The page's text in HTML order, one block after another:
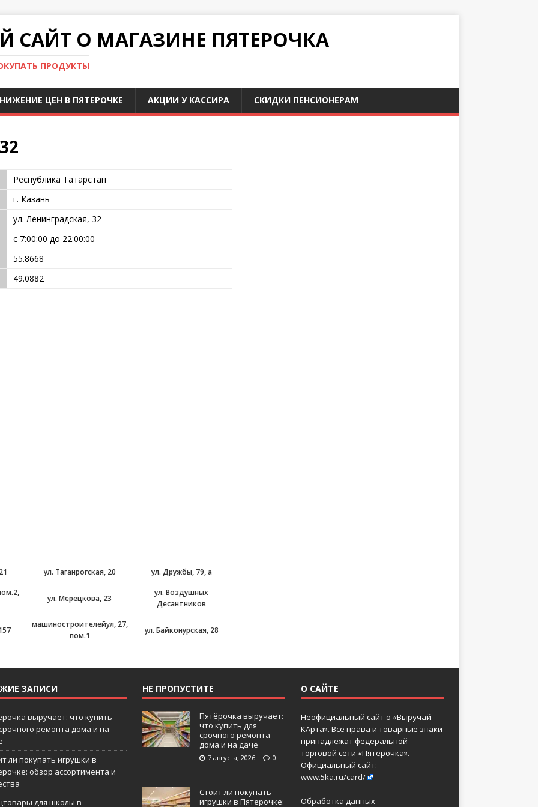
О МАГАЗИНЕ ПЯТЕРОЧКА
ПРОДУКТЫ
ЦЕН В ПЯТЕРОЧКЕ АКЦИИ У КАССИРА СКИДКИ ПЕНСИОНЕРАМ
Республика Татарстан
г. Казань
ул. Ленинградская, 32
с 7:00:00 до 22:00:00
55.8668
49.0882
ул. Таганрогская, 20 ул. Дружбы, 79, а
ул. Мерецкова, 23
ул. Воздушных
Десантников
машиностроителейул, 27,
пом.1
ул. Байконурская, 28
ЗАПИСИ
выручает: что купить
ремонта дома и на
ли покупать игрушки в
обзор ассортимента и
для школы в
НЕ ПРОПУСТИТЕ
Пятёрочка выручает:
что купить для
срочного ремонта
дома и на даче
7 августа, 2026 0
Стоит ли покупать
игрушки в Пятерочке:
О САЙТЕ
Неофициальный сайт о «Выручай-
КАрта». Все права и товарные знаки
принадлежат федеральной
торговой сети «Пятёрочка».
Официальный сайт:
www.5ka.ru/card/
Обработка данных